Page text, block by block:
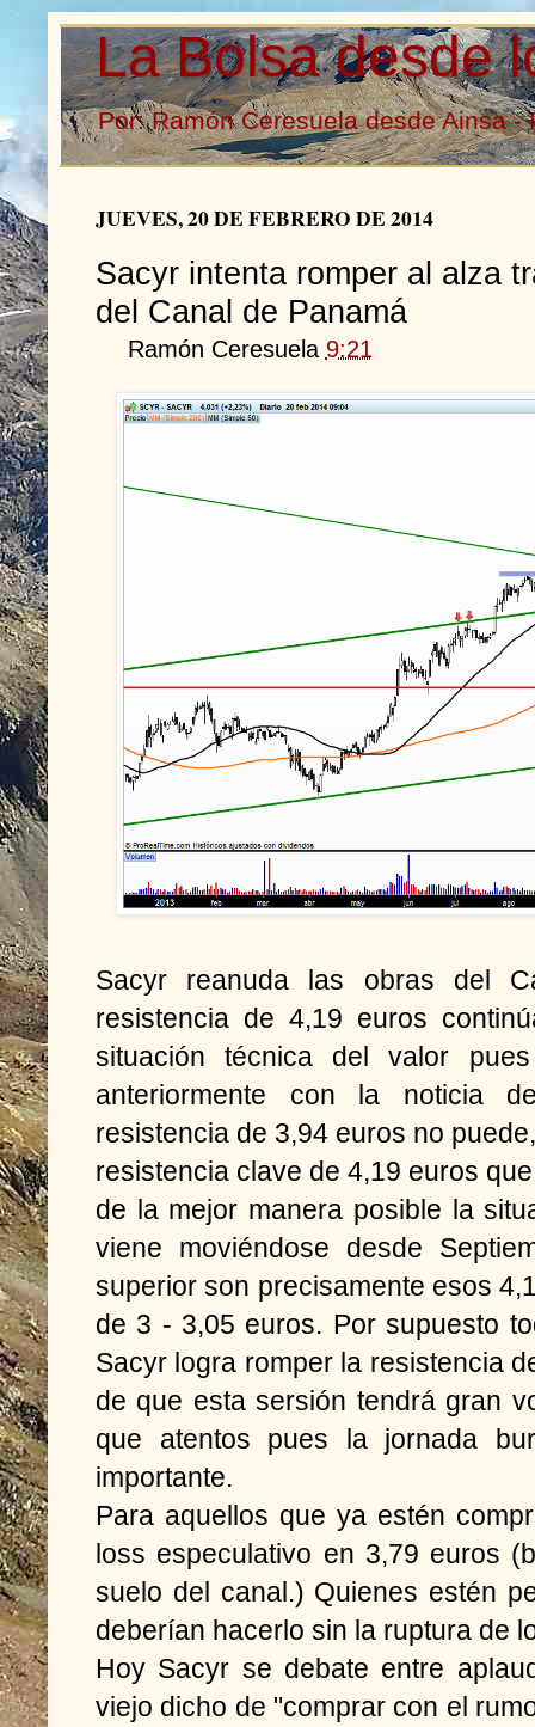
La Bolsa desde
Por: Ramón Ceresuela desde Ainsa -
JUEVES, 20 DE FEBRERO DE 2014
Sacyr intenta romper al alza
del Canal de Panamá
Ramón Ceresuela 9:21
Sacyr reanuda las obras del
resistencia de 4,19 euros
situación técnica del valor
anteriormente con la noticia
resistencia de 3,94 euros no
resistencia clave de 4,19 euros
de la mejor manera posible la
viene moviéndose desde
superior son precisamente esos
de 3 - 3,05 euros. Por supuesto
Sacyr logra romper la resistencia
de que esta sersión tendrá gran
que atentos pues la jornada
importante.
Para aquellos que ya estén
loss especulativo en 3,79 euros
suelo del canal.) Quienes estén
deberían hacerlo sin la ruptura de
Hoy Sacyr se debate entre
viejo dicho de "comprar con el